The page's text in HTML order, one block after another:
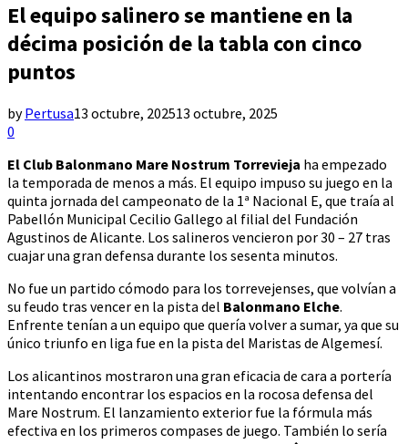
El equipo salinero se mantiene en la
décima posición de la tabla con cinco
puntos
byPertusa13 octubre, 202513 octubre, 2025
0
El Club Balonmano Mare Nostrum Torrevieja ha empezado
la temporada de menos a más. El equipo impuso su juego en la
quinta jornada del campeonato de la 1ª Nacional E, que traía al
Pabellón Municipal Cecilio Gallego al filial del Fundación
Agustinos de Alicante. Los salineros vencieron por 30 – 27 tras
cuajar una gran defensa durante los sesenta minutos.
No fue un partido cómodo para los torrevejenses, que volvían a
su feudo tras vencer en la pista del Balonmano Elche.
Enfrente tenían a un equipo que quería volver a sumar, ya que su
único triunfo en liga fue en la pista del Maristas de Algemesí.
Los alicantinos mostraron una gran eficacia de cara a portería
intentando encontrar los espacios en la rocosa defensa del
Mare Nostrum. El lanzamiento exterior fue la fórmula más
efectiva en los primeros compases de juego. También lo sería